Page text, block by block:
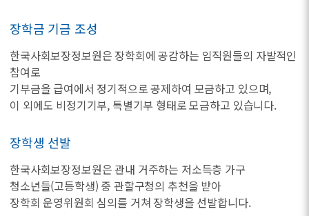
장학금 기금 조성
한국사회보장정보원은 장학회에 공감하는 임직원들의 자발적인
참여로
기부금을 급여에서 정기적으로 공제하여 모금하고 있으며,
이 외에도 비정기기부, 특별기부 형태로 모금하고 있습니다.
장학생 선발
한국사회보장정보원은 관내 거주하는 저소득층 가구
청소년들(고등학생) 중 관할구청의 추천을 받아
장학회 운영위원회 심의를 거쳐 장학생을 선발합니다.